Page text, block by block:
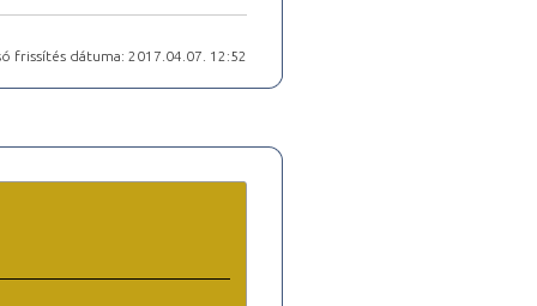
frissítés dátuma: 2017.04.07. 12:52